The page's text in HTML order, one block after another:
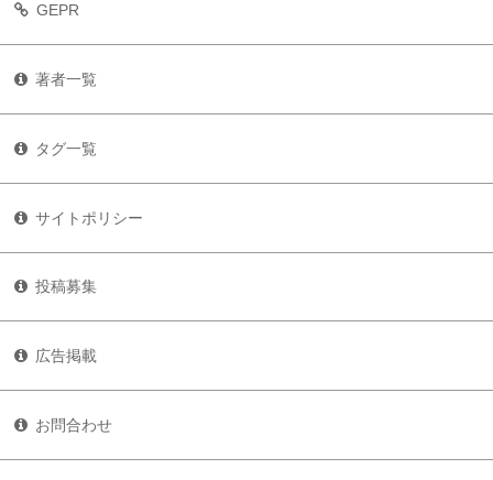
GEPR
著者一覧
タグ一覧
サイトポリシー
投稿募集
広告掲載
お問合わせ